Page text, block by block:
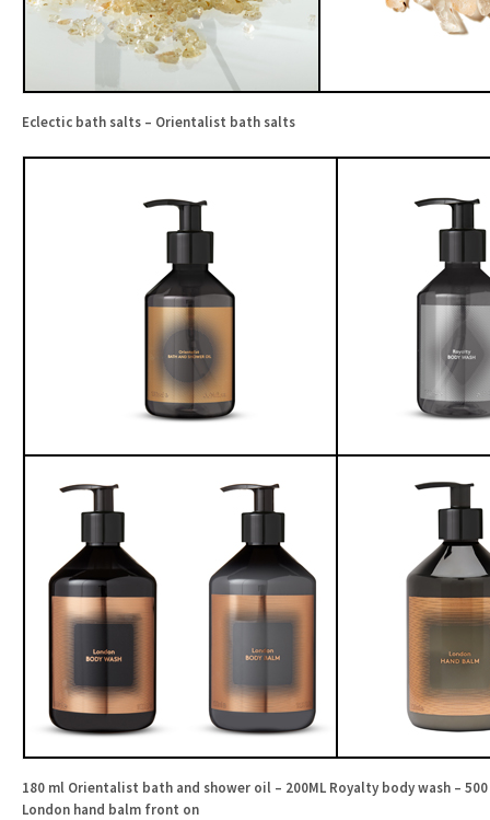
Eclectic bath salts – Orientalist bath salts
180 ml Orientalist bath and shower oil – 200ML Royalty body wash –
London hand balm front on